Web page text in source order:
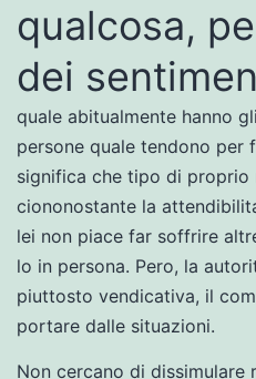
qualcosa,
dei
quale abitualmente hanno
persone quale tendono per
significa che tipo di proprio
ciononostante la
lei non piace far soffrire
lo in persona. Pero, la
piuttosto vendicativa, il
portare dalle situazioni.
Non cercano di